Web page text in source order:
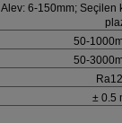
Alev: 6-150mm; Seçilen
50-
50-
± 0.5